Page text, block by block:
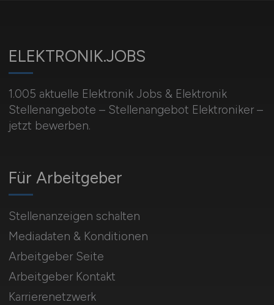
ELEKTRONIK.JOBS
1.005 aktuelle Elektronik Jobs & Elektronik
Stellenangebote – Stellenangebot Elektroniker –
jetzt bewerben.
Für Arbeitgeber
Stellenanzeigen schalten
Mediadaten & Konditionen
Arbeitgeber Seite
Arbeitgeber Kontakt
Karrierenetzwerk